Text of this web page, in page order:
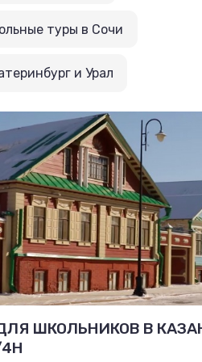
туры в Сочи
и Урал
ШКОЛЬНИКОВ В